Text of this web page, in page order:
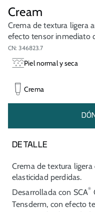
Cream
Crema de textura ligera
efecto tensor inmediato
CN: 346823.7
Piel normal y seca
Crema
DETALLE
Crema de textura
elasticidad perdidas.
Desarrollada con SCA®
Tensderm, con efecto